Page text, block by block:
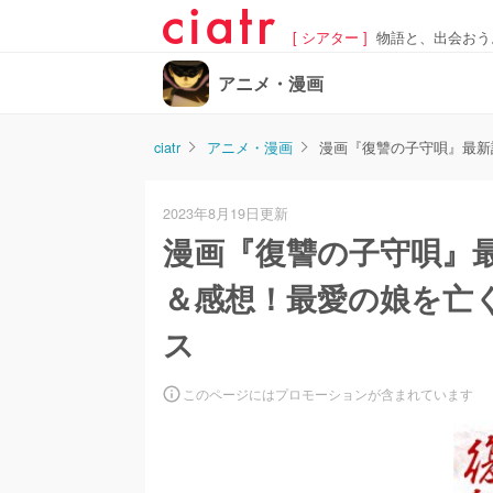
[ シアター ] 物語と、出会お
アニメ・漫画
ciatr アニメ・漫画 漫画『復讐の子守唄』最
2023年8月19日更新
漫画『復讐の子守唄』
＆感想！最愛の娘を
ス
このページにはプロモーションが含まれています